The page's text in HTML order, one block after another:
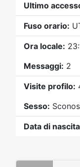
Ultimo
Fuso orario:
Ora locale:
Messaggi: 2
Visite profilo:
Sesso:
Data di